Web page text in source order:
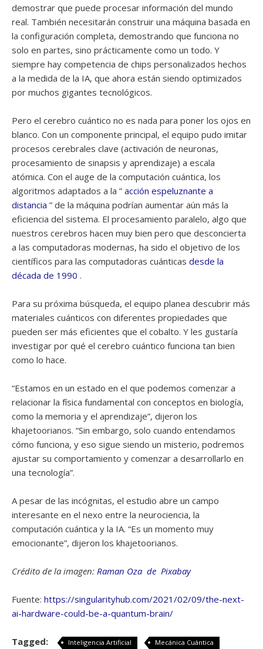
demostrar que puede procesar información del mundo
real. También necesitarán construir una máquina basada en
la configuración completa, demostrando que funciona no
solo en partes, sino prácticamente como un todo. Y
siempre hay competencia de chips personalizados hechos
a la medida de la IA, que ahora están siendo optimizados
por muchos gigantes tecnológicos.
Pero el cerebro cuántico no es nada para poner los ojos en
blanco. Con un componente principal, el equipo pudo imitar
procesos cerebrales clave (activación de neuronas,
procesamiento de sinapsis y aprendizaje) a escala
atómica. Con el auge de la computación cuántica, los
algoritmos adaptados a la ” acción espeluznante a
distancia ” de la máquina podrían aumentar aún más la
eficiencia del sistema. El procesamiento paralelo, algo que
nuestros cerebros hacen muy bien pero que desconcierta
a las computadoras modernas, ha sido el objetivo de los
científicos para las computadoras cuánticas desde la
década de 1990 .
Para su próxima búsqueda, el equipo planea descubrir más
materiales cuánticos con diferentes propiedades que
pueden ser más eficientes que el cobalto. Y les gustaría
investigar por qué el cerebro cuántico funciona tan bien
como lo hace.
“Estamos en un estado en el que podemos comenzar a
relacionar la física fundamental con conceptos en biología,
como la memoria y el aprendizaje”, dijeron los
khajetoorianos. “Sin embargo, solo cuando entendamos
cómo funciona, y eso sigue siendo un misterio, podremos
ajustar su comportamiento y comenzar a desarrollarlo en
una tecnología”.
A pesar de las incógnitas, el estudio abre un campo
interesante en el nexo entre la neurociencia, la
computación cuántica y la IA. “Es un momento muy
emocionante”, dijeron los khajetoorianos.
Crédito de la imagen: Raman Oza de Pixabay
Fuente: https://singularityhub.com/2021/02/09/the-next-
ai-hardware-could-be-a-quantum-brain/
Tagged: Inteligencia Artificial Mecánica Cuántica